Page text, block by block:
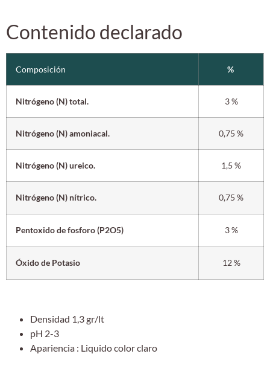
Contenido declarado
Composición %
Nitrógeno (N) total. 3 %
Nitrógeno (N) amoniacal. 0,75 %
Nitrógeno (N) ureico. 1,5 %
Nitrógeno (N) nítrico. 0,75 %
Pentoxido de fosforo (P2O5) 3 %
Óxido de Potasio 12 %
Densidad 1,3 gr/lt
pH 2-3
Apariencia : Liquido color claro